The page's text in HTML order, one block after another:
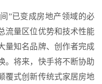
已变成房地产领域的必
流量区位优势和技术性能
量知名品牌、创作者完成
。将来，快手将不断协助
覆式创新传统式家居房地